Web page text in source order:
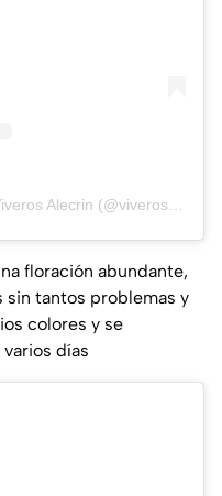
floración abundante,
sin tantos problemas y
colores y se
días